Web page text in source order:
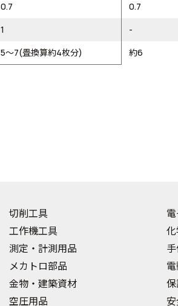
0.7 0.7
1 -
5～7(畳換算約4枚分) 約6
切削工具
工作機工具
測定・計測用品
メカトロ部品
金物・建築資材
空圧用品